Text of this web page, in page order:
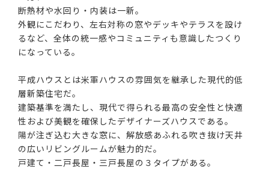
断熱材や水回り・内装は一新。
外観にこだわり、左右対称の窓やデッキやテラスを設け
るなど、全体の統一感やコミュニティも意識したつくり
になっている。
平成ハウスとは米軍ハウスの雰囲気を継承した現代的低
層新築住宅だ。
建築基準を満たし、現代で得られる最高の安全性と快適
性および美観を確保したデザイナーズハウスである。
陽が注ぎ込む大きな窓に、解放感あふれる吹き抜け天井
の広いリビングルームが魅力的だ。
戸建て・二戸長屋・三戸長屋の３タイプがある。